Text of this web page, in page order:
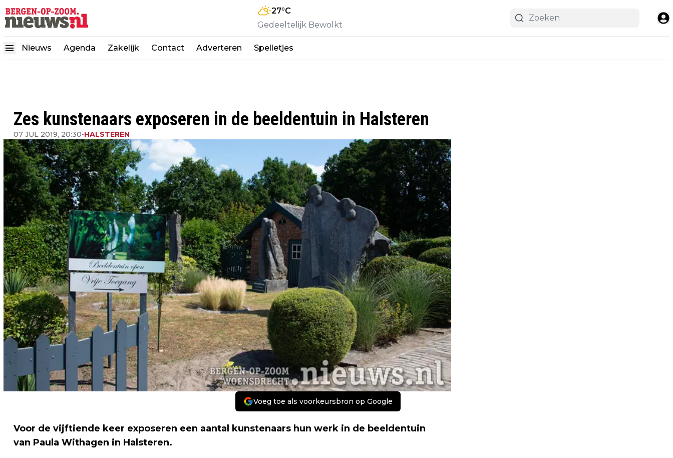
27°C
Gedeeltelijk Bewolkt
Nieuws Agenda Zakelijk Contact Adverteren Spelletjes
Zes kunstenaars exposeren in de beeldentuin in Halsteren
07 JUL 2019, 20:30•HALSTEREN
Voeg toe als voorkeursbron op Google
Voor de vijftiende keer exposeren een aantal kunstenaars hun werk in de beeldentuin
van Paula Withagen in Halsteren.